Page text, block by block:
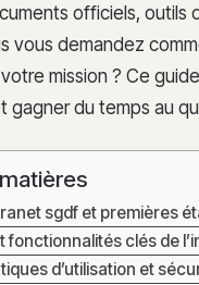
officiels,
vous demandez
mission ? Ce
gagner du temps au
sgdf et premières
fonctionnalités clés de
d’utilisation et